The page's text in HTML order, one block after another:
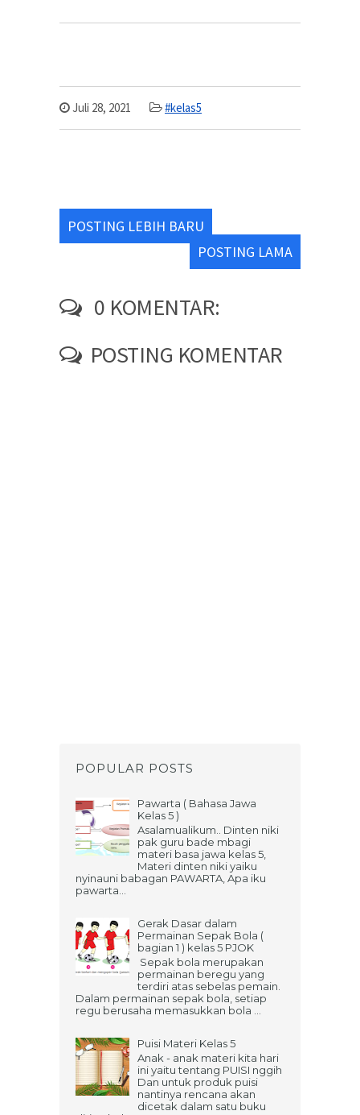
Juli 28, 2021 #kelas5
POSTING LEBIH BARU
POSTING LAMA
0 KOMENTAR:
POSTING KOMENTAR
POPULAR POSTS
Pawarta ( Bahasa Jawa
Kelas 5 )
Asalamualikum.. Dinten niki
pak guru bade mbagi
materi basa jawa kelas 5,
Materi dinten niki yaiku
nyinauni babagan PAWARTA, Apa iku
pawarta...
Gerak Dasar dalam
Permainan Sepak Bola (
bagian 1 ) kelas 5 PJOK
Sepak bola merupakan
permainan beregu yang
terdiri atas sebelas pemain.
Dalam permainan sepak bola, setiap
regu berusaha memasukkan bola ...
Puisi Materi Kelas 5
Anak - anak materi kita hari
ini yaitu tentang PUISI nggih
Dan untuk produk puisi
nantinya rencana akan
dicetak dalam satu buku